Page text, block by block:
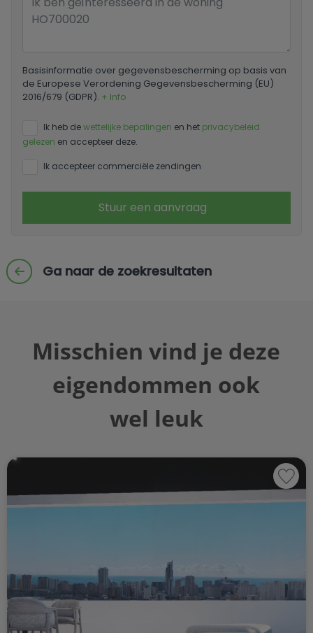
Basisinformatie over gegevensbescherming op basis van
de Europese Verordening Gegevensbescherming (EU)
2016/679 (GDPR). + Info
Ik heb dewettelijke bepalingen en het privacybeleid
gelezen en accepteer deze.
Ik accepteer commerciële zendingen
Stuur een aanvraag
Ga naar de zoekresultaten
Misschien vind je deze
eigendommen ook
wel leuk